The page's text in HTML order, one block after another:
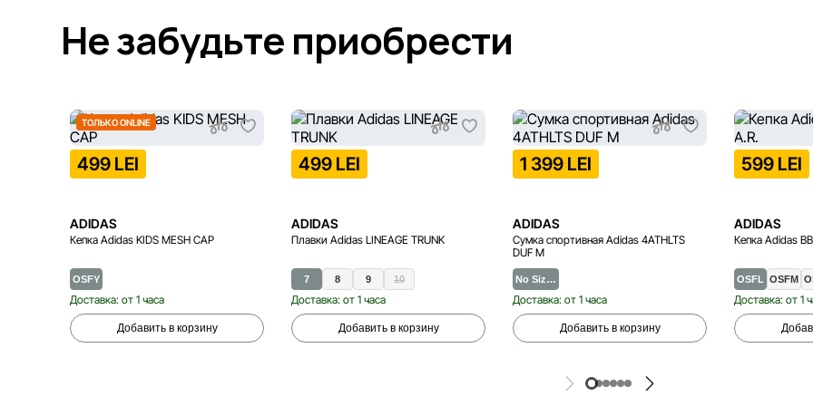
Не забудьте приобрести
ТОЛЬКО ONLINE
499 LEI
ADIDAS
Кепка Adidas KIDS MESH CAP
OSFY
Доставка: от 1 часа
Добавить в корзину
499 LEI
ADIDAS
Плавки Adidas LINEAGE TRUNK
7 8 9 10
Доставка: от 1 часа
Добавить в корзину
1 399 LEI
ADIDAS
Сумка спортивная Adidas 4ATHLTS
DUF M
No Siz…
Доставка: от 1 часа
Добавить в корзину
599 LEI
ADIDAS
Кепка Adidas
OSFL OSFM
Доставка: от 1